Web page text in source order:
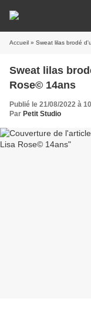
Accueil » Sweat lilas brodé
Sweat lilas
Rose© 14ans
Publié le 21/08/2022 à
Par Petit Studio